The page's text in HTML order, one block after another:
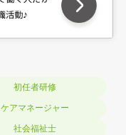
初任者研修
ケアマネージャー
社会福祉士